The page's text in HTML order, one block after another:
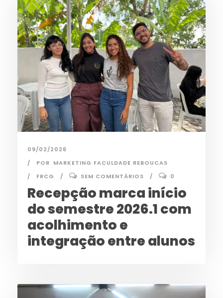
09/02/2026
POR MARKETING FACULDADE REBOUCAS
FRCG
SEM COMENTÁRIOS 0
Recepção marca início
do semestre 2026.1 com
acolhimento e
integração entre alunos